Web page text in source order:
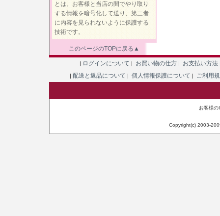
とは、お客様と当店の間でやり取り
する情報を暗号化して送り、第三者
に内容を見られないように保護する
技術です。
このページのTOPに戻る▲
| ログインについて | お買い物の仕方 | お支払い方法
| 配送と返品について | 個人情報保護について | ご利用
お客様
Copyright(c) 2003-